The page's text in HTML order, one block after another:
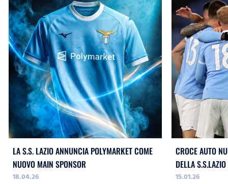
LA S.S. LAZIO ANNUNCIA POLYMARKET COME
NUOVO MAIN SPONSOR
18.04.26
CROCE AUTO
DELLA S.S.LAZIO
15.01.26